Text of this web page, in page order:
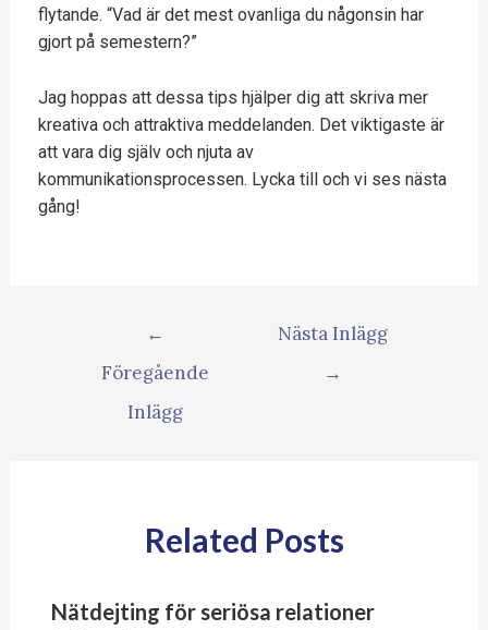
flytande. “Vad är det mest ovanliga du någonsin har
gjort på semestern?”
Jag hoppas att dessa tips hjälper dig att skriva mer
kreativa och attraktiva meddelanden. Det viktigaste är
att vara dig själv och njuta av
kommunikationsprocessen. Lycka till och vi ses nästa
gång!
←
Föregående
Inlägg
Nästa Inlägg
→
Related Posts
Nätdejting för seriösa relationer